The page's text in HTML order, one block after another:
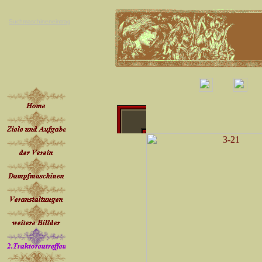
Suchmaschineneintrag